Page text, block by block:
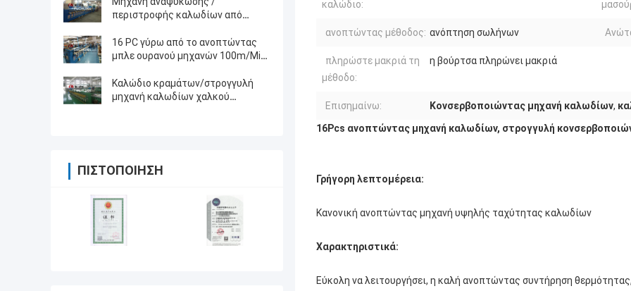
περιστροφής καλωδίων από
16 PC γύρω από το ανοπτώντας
μπλε ουρανού μηχανών 100m/Min
πληρώνουν μακριά
Καλώδιο κραμάτων/στρογγυλή
μηχανή καλωδίων χαλκού
ΠΙΣΤΟΠΟΊΗΣΗ
καλώδιο:
ανοπτώντας μέθοδος: ανόπτηση σωλήνων
πληρώστε μακριά τη
μέθοδο:
η βούρτσα πληρώνει μακριά
Επισημαίνω: Κονσερβοποιώντας μηχανή καλωδίων,
16Pcs ανοπτώντας μηχανή καλωδίων, στρογγυλή
Γρήγορη λεπτομέρεια:
Κανονική ανοπτώντας μηχανή υψηλής ταχύτητας καλωδίων
Χαρακτηριστικά:
Εύκολη να λειτουργήσει, η καλή ανοπτώντας συντήρηση